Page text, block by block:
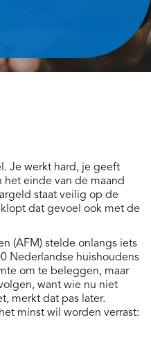
Je werkt hard, je geeft
einde van de maand
staat veilig op de
dat gevoel ook met de
(AFM) stelde onlangs iets
Nederlandse huishoudens
om te beleggen, maar
want wie nu niet
merkt dat pas later.
minst wil worden verrast: